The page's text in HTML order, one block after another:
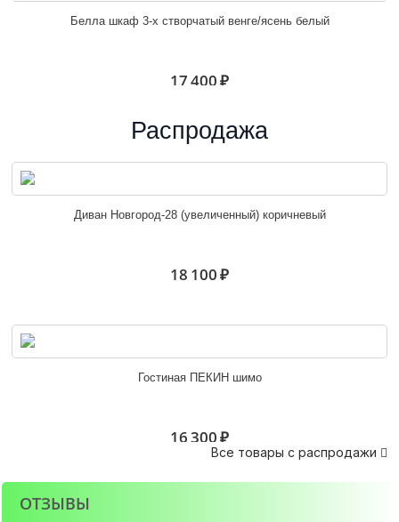
Белла шкаф 3-х створчатый венге/ясень белый
17 400 ₽
Фиеста шкаф 3-х створчатый венге/лоредо
Распродажа
Диван Новгород-28 (увеличенный) коричневый
18 100 ₽
Гостиная ПЕКИН шимо
16 300 ₽
Все товары с распродажи 
ОТЗЫВЫ